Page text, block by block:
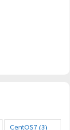
CentOS7 (3)